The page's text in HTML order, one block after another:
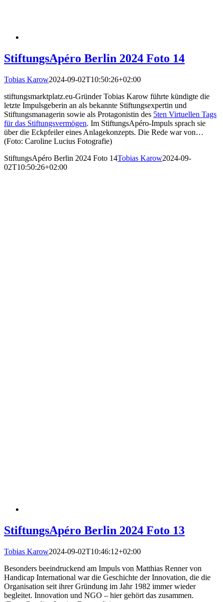
StiftungsApéro Berlin 2024 Foto 14
Tobias Karow2024-09-02T10:50:26+02:00
stiftungsmarktplatz.eu-Gründer Tobias Karow führte kündigte die
letzte Impulsgeberin an als bekannte Stiftungsexpertin und
Stiftungsmanagerin sowie als Protagonistin des 5ten Virtuellen Tags
für das Stiftungsvermögen. Im StiftungsApéro-Impuls sprach sie
über die Eckpfeiler eines Anlagekonzepts. Die Rede war von…
(Foto: Caroline Lucius Fotografie)
StiftungsApéro Berlin 2024 Foto 14Tobias Karow2024-09-
02T10:50:26+02:00
StiftungsApéro Berlin 2024 Foto 13
Tobias Karow2024-09-02T10:46:12+02:00
Besonders beeindruckend am Impuls von Matthias Renner von
Handicap International war die Geschichte der Innovation, die die
Organisation seit ihrer Gründung im Jahr 1982 immer wieder
begleitet. Innovation und NGO – hier gehört das zusammen.